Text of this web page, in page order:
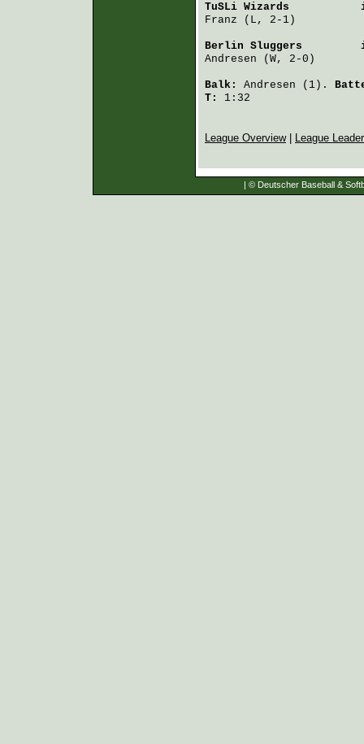
TuSLi Wizards
Franz (L, 2-1)
Berlin Sluggers
Andresen (W, 2-0)
Balk: Andresen (1).
T:
1:32
League Overview| League
| © Deutscher Baseball &